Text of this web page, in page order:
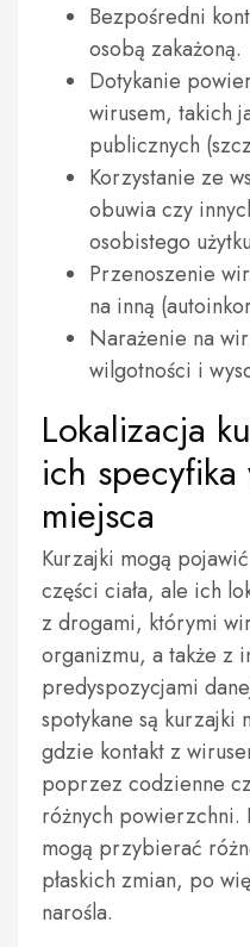
Bezpośredni
osobą zakażoną.
Dotykanie
wirusem, takich
publicznych
Korzystanie ze
obuwia czy
osobistego
Przenoszenie
na inną
Narażenie na
wilgotności i
Lokalizacja
ich
miejsca
Kurzajki mogą
części ciała, ale ich
z drogami, którymi
organizmu, a także z
predyspozycjami
spotykane są kurzajki
gdzie kontakt z
poprzez codzienne
różnych powierzchni.
mogą przybierać
płaskich zmian, po
narośla.